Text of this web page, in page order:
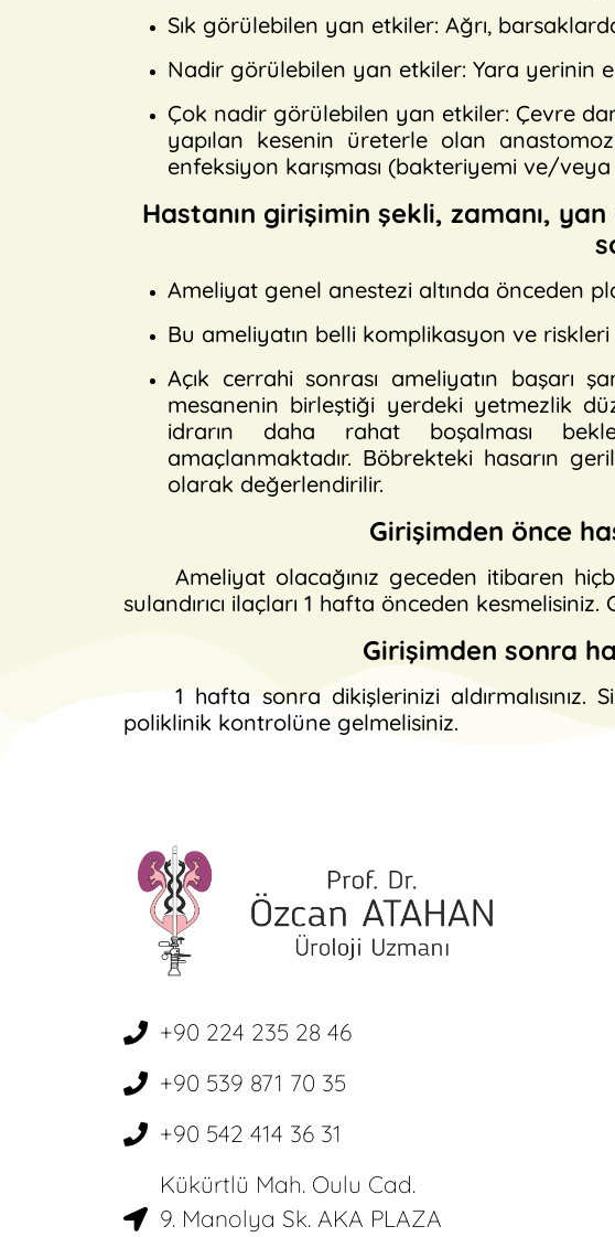
Sık görülebilen yan etkiler: Ağrı,
Nadir görülebilen yan etkiler: Yara yerinin
Çok nadir görülebilen yan etkiler: Çevre
yapılan kesenin üreterle olan
enfeksiyon karışması (bakteriyemi ve/veya
Hastanın girişimin şekli, zamanı,
Ameliyat genel anestezi altında önceden
Bu ameliyatın belli komplikasyon ve
Açık cerrahi sonrası ameliyatın başarı
mesanenin birleştiği yerdeki yetmezlik
idrarın daha rahat boşalması
amaçlanmaktadır. Böbrekteki hasarın
olarak değerlendirilir.
Girişimden önce
Ameliyat olacağınız geceden itibaren
sulandırıcı ilaçları 1 hafta önceden
Girişimden sonra
1 hafta sonra dikişlerinizi
poliklinik kontrolüne gelmelisiniz.
+90 224 235 28 46
+90 539 871 70 35
+90 542 414 36 31
Kükürtlü Mah. Oulu Cad.
9. Manolya Sk. AKA PLAZA